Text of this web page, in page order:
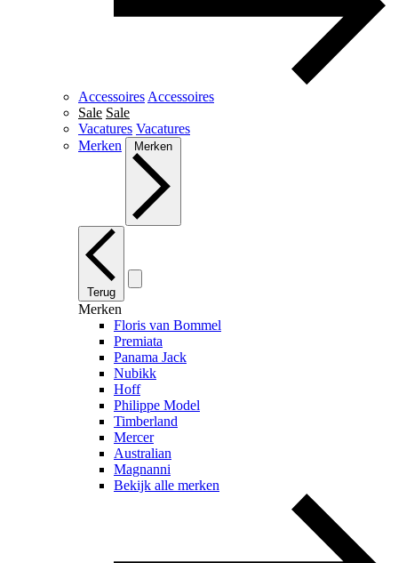
Accessoires Accessoires
Sale Sale
Vacatures Vacatures
Merken
Merken
Terug
Merken
Floris van Bommel
Premiata
Panama Jack
Nubikk
Hoff
Philippe Model
Timberland
Mercer
Australian
Magnanni
Bekijk alle merken